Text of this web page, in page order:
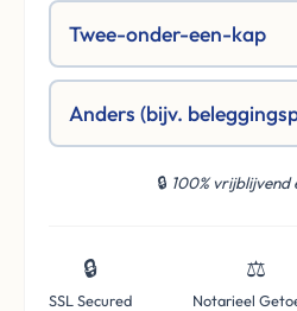
Twee-onder-een-kap
Anders (bijv.
🔒 100% vrijblijvend
🔒
SSL Secured
⚖️
Notarieel